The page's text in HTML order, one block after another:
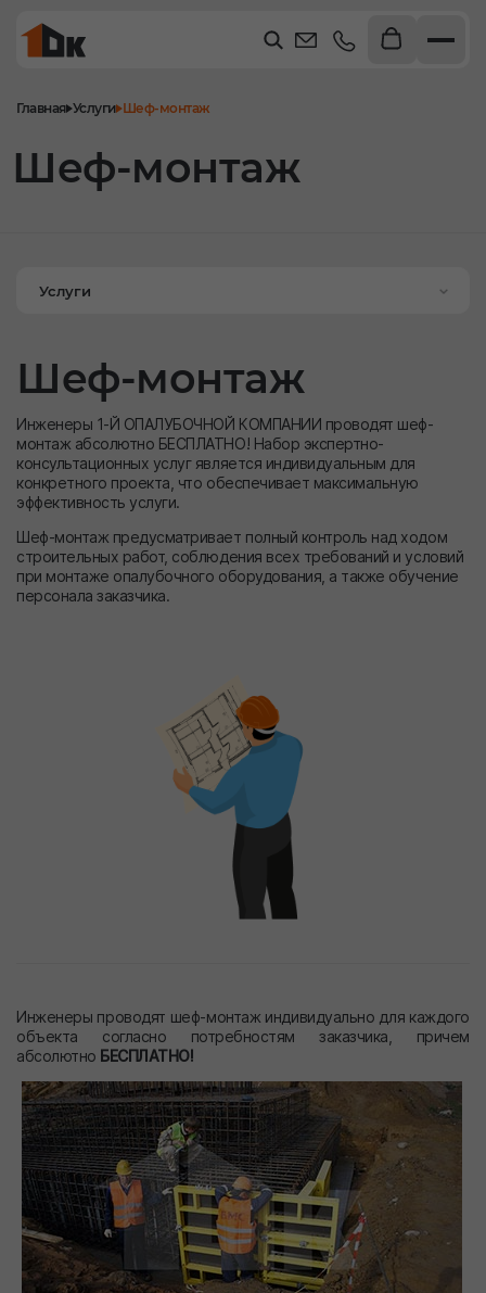
Шеф-монтаж
Главная Услуги Шеф-монтаж
Услуги
Шеф-монтаж
Инженеры 1-Й ОПАЛУБОЧНОЙ КОМПАНИИ проводят шеф-
монтаж абсолютно БЕСПЛАТНО! Набор экспертно-
консультационных услуг является индивидуальным для
конкретного проекта, что обеспечивает максимальную
эффективность услуги.
Шеф-монтаж предусматривает полный контроль над ходом
строительных работ, соблюдения всех требований и условий
при монтаже опалубочного оборудования, а также обучение
персонала заказчика.
Инженеры проводят шеф-монтаж индивидуально для каждого
объекта согласно потребностям заказчика, причем
абсолютно БЕСПЛАТНО!